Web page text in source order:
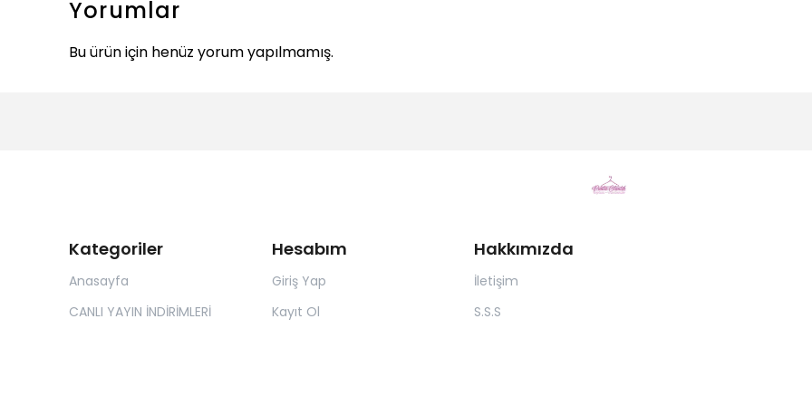
Yorumlar
Bu ürün için henüz yorum yapılmamış.
Kategoriler
Anasayfa
CANLI YAYIN İNDİRİMLERİ
Hesabım
Giriş Yap
Kayıt Ol
Hakkımızda
İletişim
S.S.S